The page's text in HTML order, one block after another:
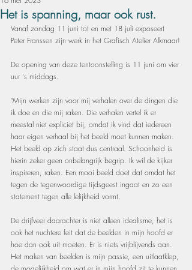
Het is spanning, maar ook rust.
Vanaf zondag 11 juni tot en met 18 juli exposeert
Peter Franssen zijn werk in het Grafisch Atelier Alkmaar!
De opening van deze tentoonstelling is 11 juni om vier
uur 's middags.
"Mijn werken zijn voor mij verhalen over de dingen die
ik doe en die mij raken. Die verhalen vertel ik er
meestal niet expliciet bij, omdat ik vind dat iedereen
haar eigen verhaal bij het beeld moet kunnen maken.
Het beeld op zich staat dus centraal. Schoonheid is
hierin zeker geen onbelangrijk begrip. Ik wil de kijker
inspireren, raken. Een mooi beeld doet dat omdat het
tegen de tegenwoordige tijdsgeest ingaat en zo een
statement tegen alle lelijkheid vormt.
De drijfveer daarachter is niet alleen idealisme, het is
ook het nuchtere feit dat de beelden in mijn hoofd er
hoe dan ook uit moeten. Er is niets vrijblijvends aan.
Het maken van beelden is mijn passie, een uitlaatklep,